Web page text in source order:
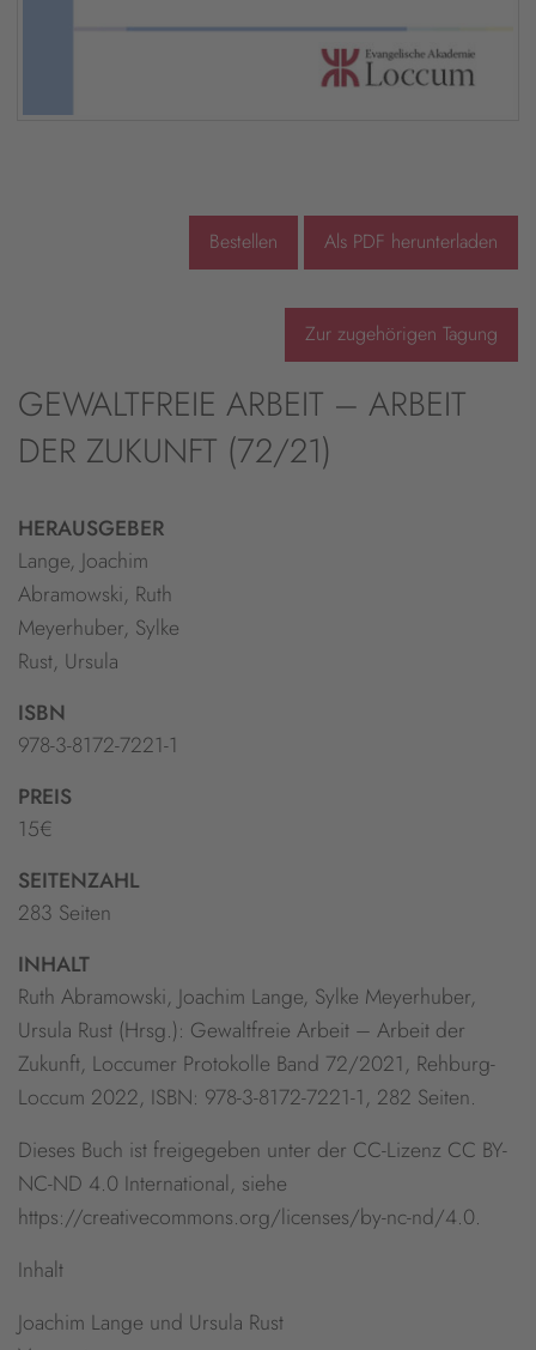
Bestellen Als PDF herunterladen
Zur zugehörigen Tagung
GEWALTFREIE ARBEIT – ARBEIT
DER ZUKUNFT (72/21)
HERAUSGEBER
Lange, Joachim
Abramowski, Ruth
Meyerhuber, Sylke
Rust, Ursula
ISBN
978-3-8172-7221-1
PREIS
15€
SEITENZAHL
283 Seiten
INHALT
Ruth Abramowski, Joachim Lange, Sylke Meyerhuber,
Ursula Rust (Hrsg.): Gewaltfreie Arbeit – Arbeit der
Zukunft, Loccumer Protokolle Band 72/2021, Rehburg-
Loccum 2022, ISBN: 978-3-8172-7221-1, 282 Seiten.
Dieses Buch ist freigegeben unter der CC-Lizenz CC BY-
NC-ND 4.0 International, siehe
https://creativecommons.org/licenses/by-nc-nd/4.0.
Inhalt
Joachim Lange und Ursula Rust